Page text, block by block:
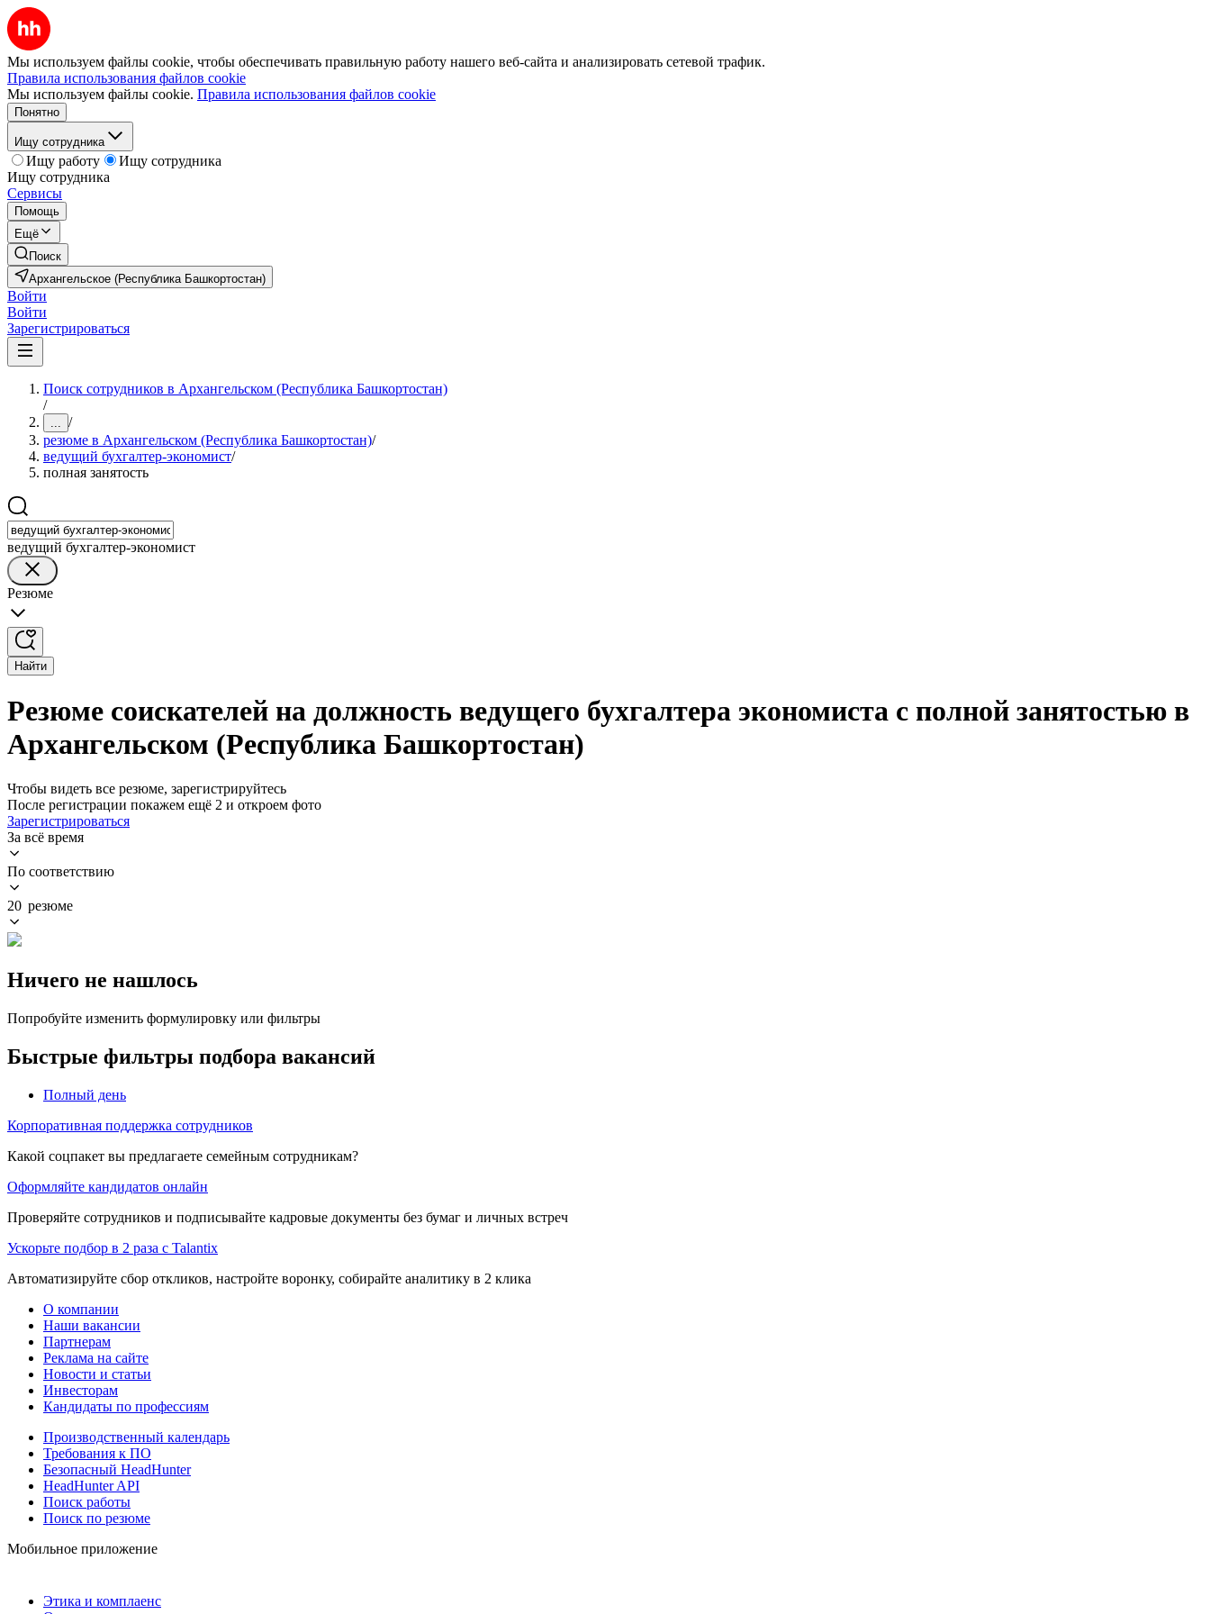
Мы используем файлы cookie, чтобы обеспечивать правильную работу нашего веб-сайта и анализировать сетевой трафик.
Правила использования файлов cookie
Мы используем файлы cookie. Правила использования файлов cookie
Понятно
Ищу сотрудника
Ищу работу
Ищу сотрудника
Ищу сотрудника
Сервисы
Помощь
Ещё
Поиск
Архангельское (Республика Башкортостан)
Войти
Войти
Зарегистрироваться
Поиск сотрудников в Архангельском (Республика Башкортостан)
/
... /
резюме в Архангельском (Республика Башкортостан)/
ведущий бухгалтер-экономист/
полная занятость
ведущий бухгалтер-экономист
Резюме
Найти
Резюме соискателей на должность ведущего бухгалтера экономиста с полной занятостью в
Архангельском (Республика Башкортостан)
Чтобы видеть все резюме, зарегистрируйтесь
После регистрации покажем ещё 2 и откроем фото
Зарегистрироваться
За всё время
По соответствию
20 резюме
Ничего не нашлось
Попробуйте изменить формулировку или фильтры
Быстрые фильтры подбора вакансий
Полный день
Корпоративная поддержка сотрудников
Какой соцпакет вы предлагаете семейным сотрудникам?
Оформляйте кандидатов онлайн
Проверяйте сотрудников и подписывайте кадровые документы без бумаг и личных встреч
Ускорьте подбор в 2 раза с Talantix
Автоматизируйте сбор откликов, настройте воронку, собирайте аналитику в 2 клика
О компании
Наши вакансии
Партнерам
Реклама на сайте
Новости и статьи
Инвесторам
Кандидаты по профессиям
Производственный календарь
Требования к ПО
Безопасный HeadHunter
HeadHunter API
Поиск работы
Поиск по резюме
Мобильное приложение
Этика и комплаенс